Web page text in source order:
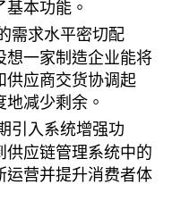
本功能。
需求水平密切配
一家制造企业能将
供应商交货协调起
减少剩余。
引入系统增强功
应链管理系统中的
运营并提升消费者体